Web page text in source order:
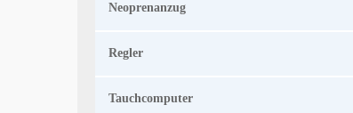
Neoprenanzug
Regler
Tauchcomputer